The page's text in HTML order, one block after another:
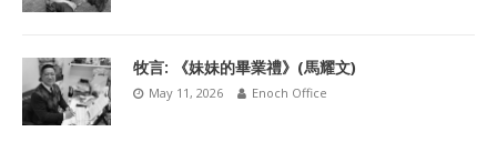
牧言: 《妹妹的畢業禮》(馬耀文)
May 11, 2026 Enoch Office